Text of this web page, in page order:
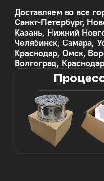
Доставляем во все
Санкт-Петербург,
Казань, Нижний
Челябинск, Самара,
Краснодар, Омск,
Волгоград,